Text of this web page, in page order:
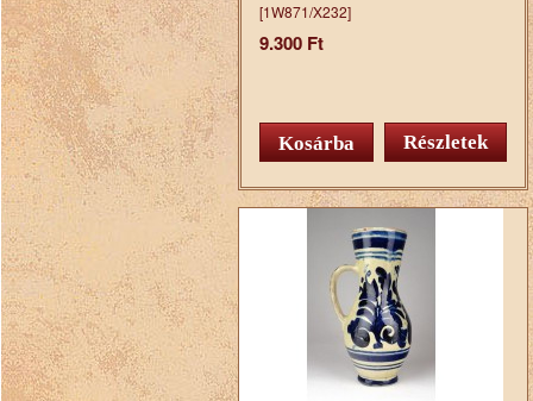
[1W871/X232]
9.300 Ft
Részletek